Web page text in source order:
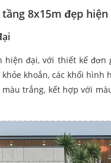
8x15m đẹp hiện
hiện đại, với thiết kế
khoắn, các khối
trắng, kết hợp với